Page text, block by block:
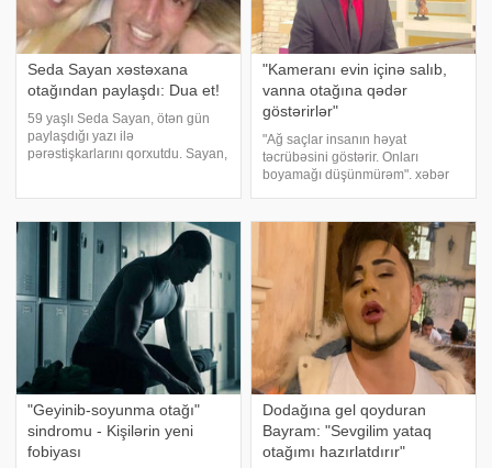
Seda Sayan xəstəxana
otağından paylaşdı: Dua et!
59 yaşlı Seda Sayan, ötən gün
paylaşdığı yazı ilə
pərəstişkarlarını qorxutdu. Sayan,
Yıldızın vəziyyəti ağırdır. Seda
Sayanın böyü
"Kameranı evin içinə salıb,
vanna otağına qədər
göstərirlər"
"Ağ saçlar insanın həyat
təcrübəsini göstərir. Onları
boyamağı düşünmürəm". xəbər
proqramında deyib. Sənətçi
ağaran saçlarından bəhs edib
"Geyinib-soyunma otağı"
sindromu - Kişilərin yeni
fobiyası
Dodağına gel qoyduran
Bayram: "Sevgilim yataq
otağımı hazırlatdırır"